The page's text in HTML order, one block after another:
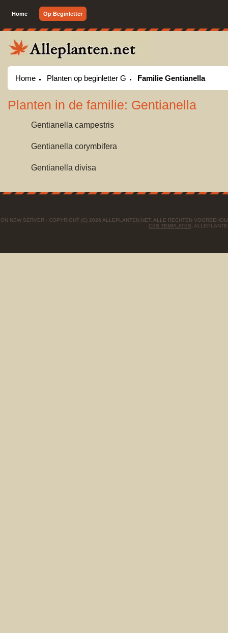
Home Op Beginletter
Home Planten op beginletter G Familie Gentianella
Planten in de familie: Gentianella
Gentianella campestris
Gentianella corymbifera
Gentianella divisa
ON NEW SERVER - COPYRIGHT (C) 2026 ALLEPLANTEN.NET. ALLE RECHTEN
CSS TEMPLATES .